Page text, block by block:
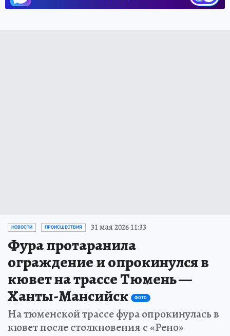
НОВОСТИ ПРОИСШЕСТВИЯ 31 мая 2026 11:33
Фура протаранила
ограждение и опрокинулся в
кювет на трассе Тюмень —
Ханты-Мансийск
ФОТО
На тюменской трассе фура опрокинулась в
кювет после столкновения с «Рено»